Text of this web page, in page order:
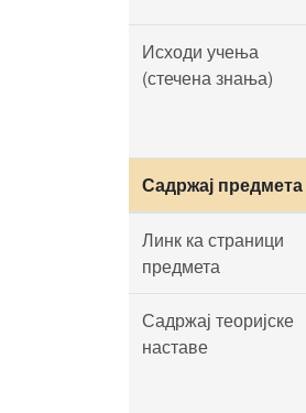
Исходи учења
(стечена знања)
Садржај предмета
Линк ка страници
предмета
Садржај теоријске
наставе